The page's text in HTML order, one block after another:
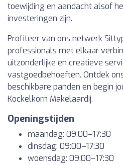
toewijding en aandacht alsof
investeringen zijn.
Profiteer van ons netwerk
professionals met elkaar
uitzonderlijke en creatieve
vastgoedbehoeften. Ontdek
beschikbare panden en begin
Kockelkorn Makelaardij.
Openingstijden
maandag: 09:00–17:30
dinsdag: 09:00–17:30
woensdag: 09:00–17:30